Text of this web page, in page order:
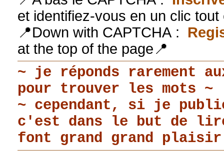
et identifiez-vous en un clic
📍Down with CAPTCHA :
at the top of the page📍
~ je réponds rarement
pour trouver les mots ~
~ cependant, si je
c'est dans le but de
font grand grand